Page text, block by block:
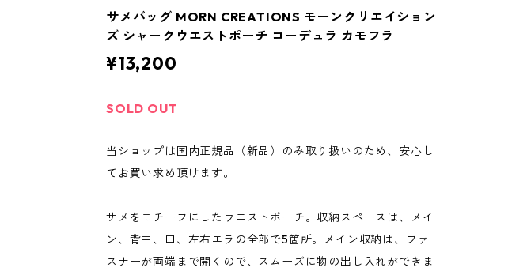
サメバッグ MORN CREATIONS モーンクリエイション
ズ シャークウエストポーチ コーデュラ カモフラ
¥13,200
SOLD OUT
当ショップは国内正規品（新品）のみ取り扱いのため、安心し
てお買い求め頂けます。
サメをモチーフにしたウエストポーチ。収納スペースは、メイ
ン、背中、口、左右エラの全部で5箇所。メイン収納は、ファ
スナーが両端まで開くので、スムーズに物の出し入れができま